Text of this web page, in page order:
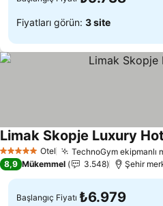
Fiyatları görün: 3 site
5 Yıldız Otel TechnoGym ekipmanlı
Limak Skopje Luxury
8,9 Mükemmel 3.548 Şehir
Başlangıç Fiyatı ₺6.979